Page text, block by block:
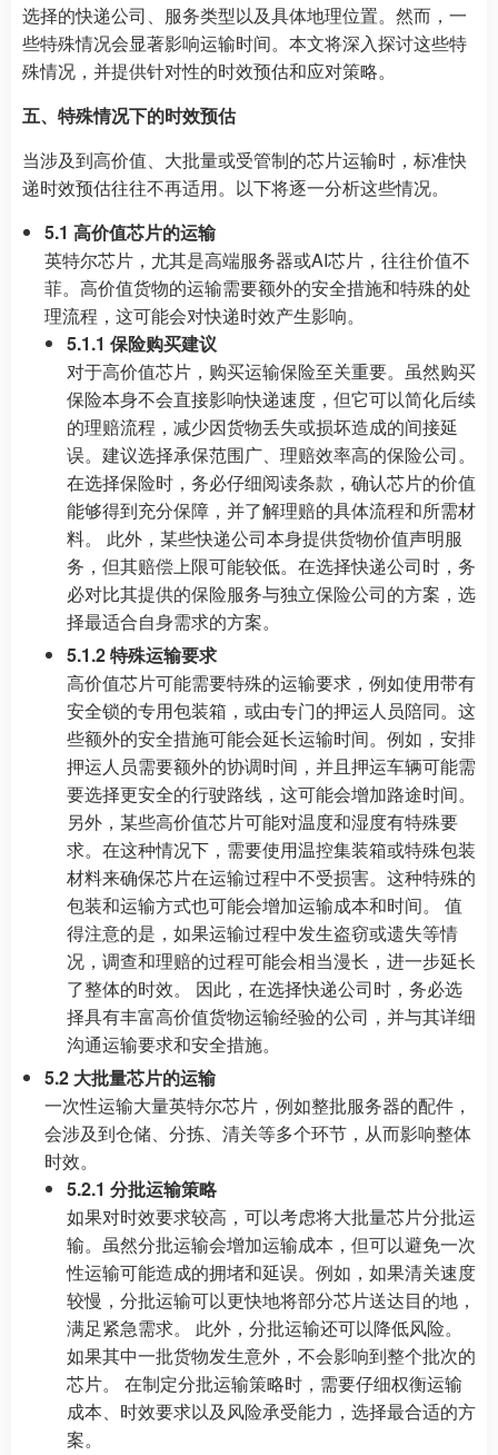
选择的快递公司、服务类型以及具体地理位置。然而，一
些特殊情况会显著影响运输时间。本文将深入探讨这些特
殊情况，并提供针对性的时效预估和应对策略。
五、特殊情况下的时效预估
当涉及到高价值、大批量或受管制的芯片运输时，标准快
递时效预估往往不再适用。以下将逐一分析这些情况。
5.1 高价值芯片的运输
英特尔芯片，尤其是高端服务器或AI芯片，往往价值不
菲。高价值货物的运输需要额外的安全措施和特殊的处
理流程，这可能会对快递时效产生影响。
5.1.1 保险购买建议
对于高价值芯片，购买运输保险至关重要。虽然购买
保险本身不会直接影响快递速度，但它可以简化后续
的理赔流程，减少因货物丢失或损坏造成的间接延
误。建议选择承保范围广、理赔效率高的保险公司。
在选择保险时，务必仔细阅读条款，确认芯片的价值
能够得到充分保障，并了解理赔的具体流程和所需材
料。 此外，某些快递公司本身提供货物价值声明服
务，但其赔偿上限可能较低。在选择快递公司时，务
必对比其提供的保险服务与独立保险公司的方案，选
择最适合自身需求的方案。
5.1.2 特殊运输要求
高价值芯片可能需要特殊的运输要求，例如使用带有
安全锁的专用包装箱，或由专门的押运人员陪同。这
些额外的安全措施可能会延长运输时间。例如，安排
押运人员需要额外的协调时间，并且押运车辆可能需
要选择更安全的行驶路线，这可能会增加路途时间。
另外，某些高价值芯片可能对温度和湿度有特殊要
求。在这种情况下，需要使用温控集装箱或特殊包装
材料来确保芯片在运输过程中不受损害。这种特殊的
包装和运输方式也可能会增加运输成本和时间。 值
得注意的是，如果运输过程中发生盗窃或遗失等情
况，调查和理赔的过程可能会相当漫长，进一步延长
了整体的时效。 因此，在选择快递公司时，务必选
择具有丰富高价值货物运输经验的公司，并与其详细
沟通运输要求和安全措施。
5.2 大批量芯片的运输
一次性运输大量英特尔芯片，例如整批服务器的配件，
会涉及到仓储、分拣、清关等多个环节，从而影响整体
时效。
5.2.1 分批运输策略
如果对时效要求较高，可以考虑将大批量芯片分批运
输。虽然分批运输会增加运输成本，但可以避免一次
性运输可能造成的拥堵和延误。例如，如果清关速度
较慢，分批运输可以更快地将部分芯片送达目的地，
满足紧急需求。 此外，分批运输还可以降低风险。
如果其中一批货物发生意外，不会影响到整个批次的
芯片。 在制定分批运输策略时，需要仔细权衡运输
成本、时效要求以及风险承受能力，选择最合适的方
案。